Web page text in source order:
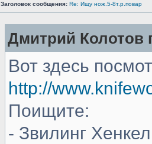
Заголовок сообщения: Re: Ищу нож.5-8т.р.повар
Дмитрий Колотов
Вот здесь
http://
Поищите:
- Звилинг